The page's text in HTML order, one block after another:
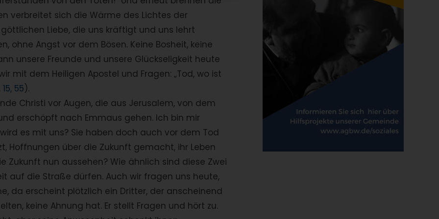
verbreitet sich die Wärme des Lichtes der
Liebe, die uns kräftigt und uns lehrt
ohne Angst vor dem Bösen. Keine Bosheit, keine
unsere Freunde und unsere Glückseligkeit heute
mit dem Heiligen Apostel und Fragen: „Tod, wo ist
15, 55).
Christi vor Augen, die aus Jerusalem, von dem
erschöpft nach Emmaus gehen. Ich bin mir
es mit uns? Sie haben doch auch vor dem Tod
Hoffnungen über die Zukunft gemacht, ihr Leben
Zukunft nun aussehen? Wie ähnlich sind diese Zwei
auf die Straße dürfen. Auch wir fragen uns heute,
da erscheint plötzlich ein Dritter, der anscheinend
keine Ahnung hat. Er stellt Fragen und hört zu.